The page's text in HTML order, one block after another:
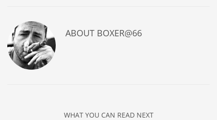
ABOUT BOXER@66
WHAT YOU CAN READ NEXT